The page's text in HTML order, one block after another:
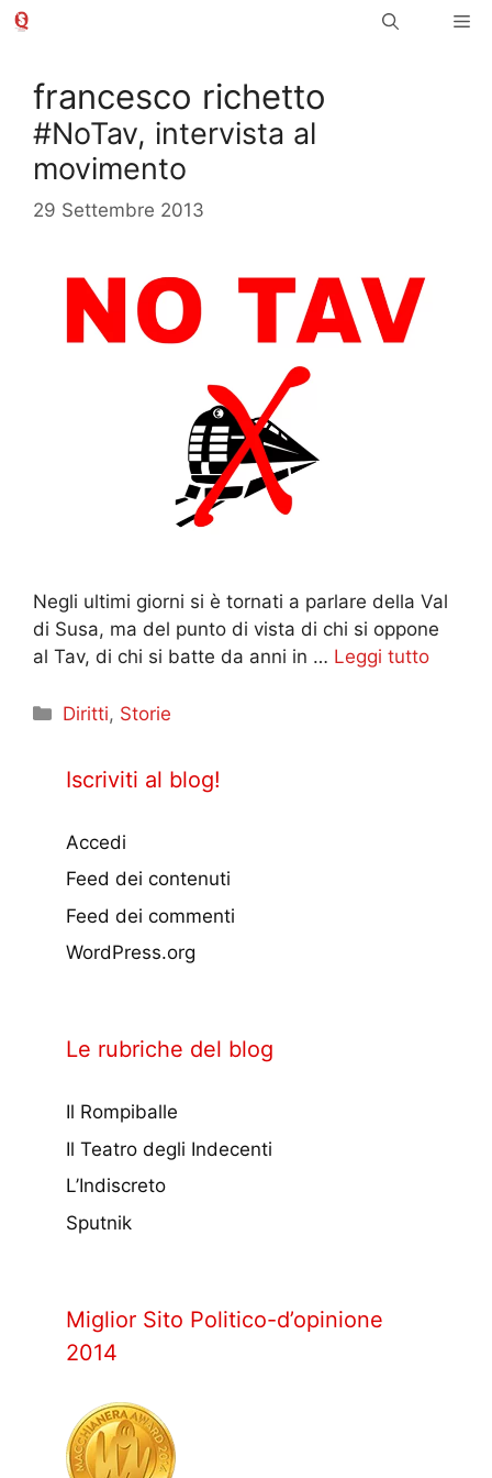
Vai
francesco richetto
#NoTav, intervista al
movimento
29 Settembre 2013
Negli ultimi giorni si è tornati a parlare della Val
di Susa, ma del punto di vista di chi si oppone
al Tav, di chi si batte da anni in … Leggi tutto
Categorie
Diritti, Storie
Iscriviti al blog!
Accedi
Feed dei contenuti
Feed dei commenti
WordPress.org
Le rubriche del blog
Il Rompiballe
Il Teatro degli Indecenti
L’Indiscreto
Sputnik
Miglior Sito Politico-d’opinione
2014